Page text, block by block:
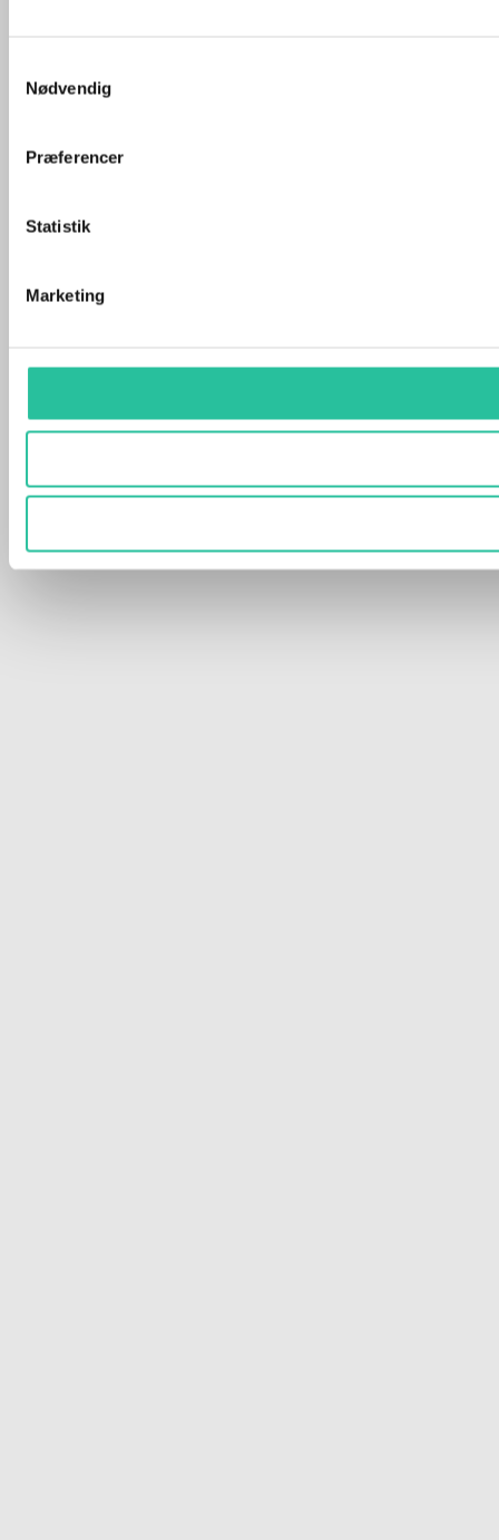
Nødvendig
Præferencer
Statistik
Marketing